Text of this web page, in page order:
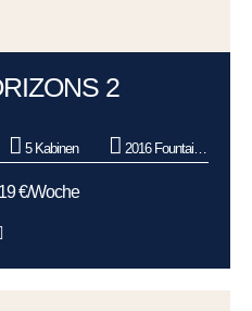
2
5 Kabinen 2016 Fountaine Pajot
€/Woche